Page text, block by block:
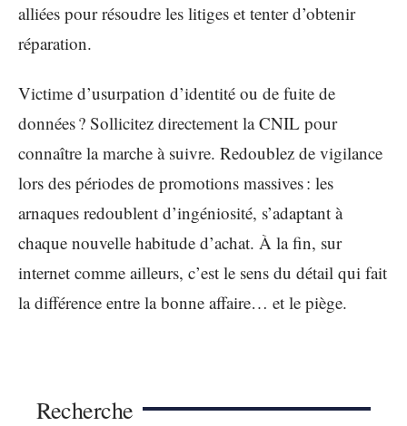
alliées pour résoudre les litiges et tenter d’obtenir
réparation.
Victime d’usurpation d’identité ou de fuite de
données ? Sollicitez directement la CNIL pour
connaître la marche à suivre. Redoublez de vigilance
lors des périodes de promotions massives : les
arnaques redoublent d’ingéniosité, s’adaptant à
chaque nouvelle habitude d’achat. À la fin, sur
internet comme ailleurs, c’est le sens du détail qui fait
la différence entre la bonne affaire… et le piège.
Recherche